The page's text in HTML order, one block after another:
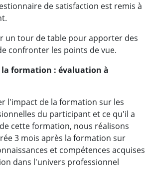
de satisfaction est remis à
un tour de table pour apporter des
confronter les points de vue.
la formation : évaluation à
l'impact de la formation sur les
du participant et ce qu'il a
cette formation, nous réalisons
3 mois après la formation sur
et compétences acquises
dans l'univers professionnel